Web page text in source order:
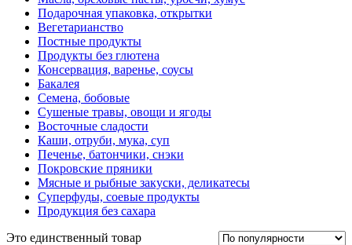
Подарочная упаковка, открытки
Вегетарианство
Постные продукты
Продукты без глютена
Консервация, варенье, соусы
Бакалея
Семена, бобовые
Сушеные травы, овощи и ягоды
Восточные сладости
Каши, отруби, мука, суп
Печенье, батончики, снэки
Покровские пряники
Мясные и рыбные закуски, деликатесы
Суперфуды, соевые продукты
Продукция без сахара
Это единственный товар